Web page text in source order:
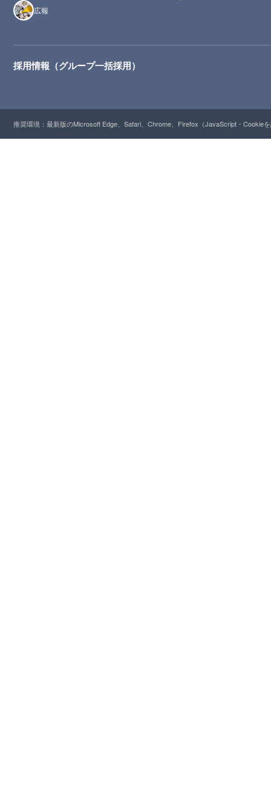
広報
採用情報（グループ一括採用）
推奨環境：最新版のMicrosoft Edge、Safari、Chrome、Firefox（JavaScript・Cookie